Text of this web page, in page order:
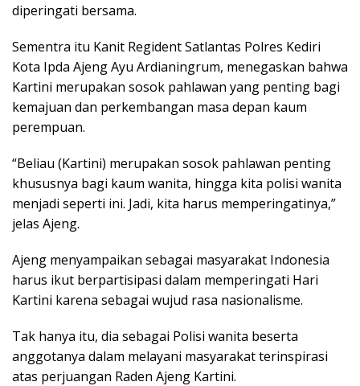
diperingati bersama.
Sementra itu Kanit Regident Satlantas Polres Kediri
Kota Ipda Ajeng Ayu Ardianingrum, menegaskan bahwa
Kartini merupakan sosok pahlawan yang penting bagi
kemajuan dan perkembangan masa depan kaum
perempuan.
“Beliau (Kartini) merupakan sosok pahlawan penting
khususnya bagi kaum wanita, hingga kita polisi wanita
menjadi seperti ini. Jadi, kita harus memperingatinya,”
jelas Ajeng.
Ajeng menyampaikan sebagai masyarakat Indonesia
harus ikut berpartisipasi dalam memperingati Hari
Kartini karena sebagai wujud rasa nasionalisme.
Tak hanya itu, dia sebagai Polisi wanita beserta
anggotanya dalam melayani masyarakat terinspirasi
atas perjuangan Raden Ajeng Kartini.